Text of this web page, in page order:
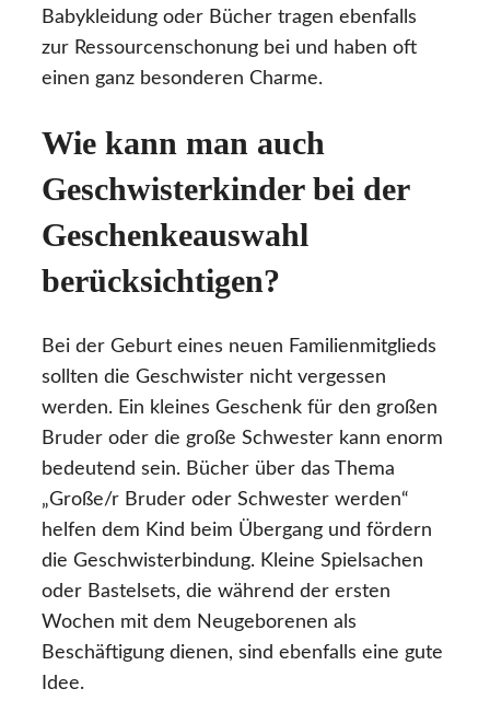
Babykleidung oder Bücher tragen ebenfalls
zur Ressourcenschonung bei und haben oft
einen ganz besonderen Charme.
Wie kann man auch
Geschwisterkinder bei der
Geschenkeauswahl
berücksichtigen?
Bei der Geburt eines neuen Familienmitglieds
sollten die Geschwister nicht vergessen
werden. Ein kleines Geschenk für den großen
Bruder oder die große Schwester kann enorm
bedeutend sein. Bücher über das Thema
„Große/r Bruder oder Schwester werden“
helfen dem Kind beim Übergang und fördern
die Geschwisterbindung. Kleine Spielsachen
oder Bastelsets, die während der ersten
Wochen mit dem Neugeborenen als
Beschäftigung dienen, sind ebenfalls eine gute
Idee.